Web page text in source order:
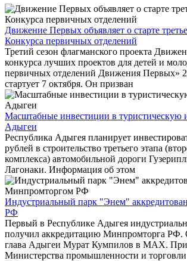
Движение Первых объявляет о старте
Конкурса первичных отделений
Третий сезон флагманского проекта
конкурса лучших проектов для детей и
первичных отделений Движения Первых»
стартует 7 октября. Он призван
Масштабные инвестиции в туристическую
Адыгеи
Республика Адыгея планирует
рублей в строительство третьего этапа
комплекса) автомобильной дороги
Лагонаки. Информация об этом
Индустриальный парк "Энем"
РФ
Первый в Республике Адыгея
получил аккредитацию Минпромторга РФ.
глава Адыгеи Мурат Кумпилов в МАХ.
Министерства промышленности и торговли